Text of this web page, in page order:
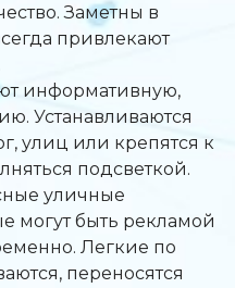
Заметны в
привлекают
информативную,
Устанавливаются
улиц или крепятся к
подсветкой.
уличные
могут быть рекламой
Легкие по
переносятся